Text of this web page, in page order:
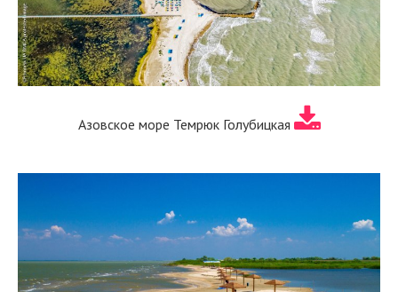
Азовское море Темрюк Голубицкая